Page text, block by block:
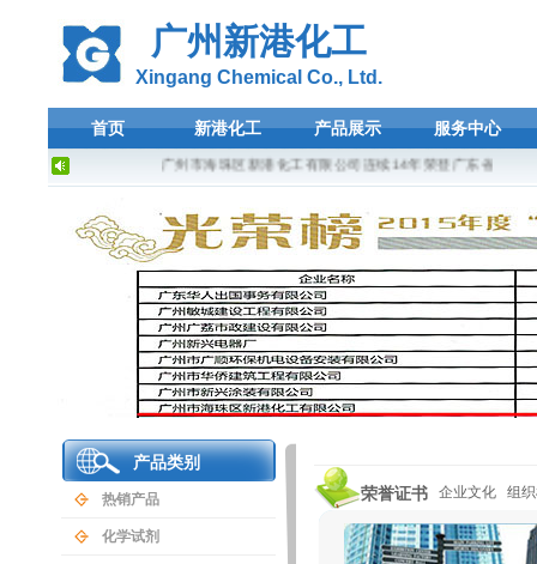
广州新港化工
Xingang Chemical Co., Ltd.
首页 新港化工 产品展示 服务中心
广州市海珠区新港化工有限公司连续14年荣登广东省守合同
产品类别
热销产品
化学试剂
荣誉证书 企业文化 组